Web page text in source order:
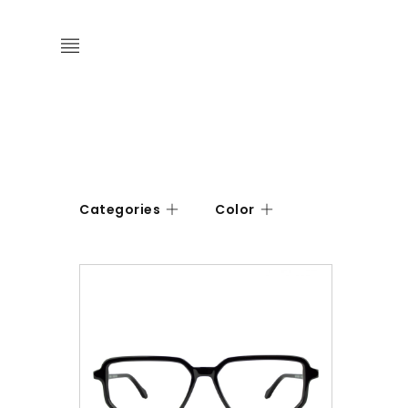
Categories Color